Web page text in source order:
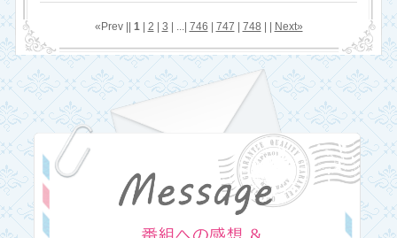
«Prev || 1| 2 3 | ...| 746 747 748 Next»